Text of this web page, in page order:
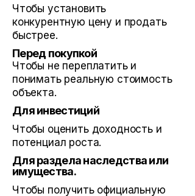
Чтобы установить
конкурентную цену и продать
быстрее.
Перед покупкой
Чтобы не переплатить и
понимать реальную стоимость
объекта.
Для инвестиций
Чтобы оценить доходность и
потенциал роста.
Для раздела наследства или
имущества.
Чтобы получить официальную